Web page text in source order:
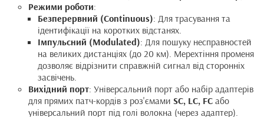
Режими роботи:
Безперервний (Continuous): Для трасування та
ідентифікації на коротких відстанях.
Імпульсний (Modulated): Для пошуку несправностей
на великих дистанціях (до 20 км). Мерехтіння променя
дозволяє відрізнити справжній сигнал від сторонніх
засвічень.
Вихідний порт: Універсальний порт або набір адаптерів
для прямих патч-кордів з роз'ємами SC, LC, FC або
універсальний порт під голі волокна (через адаптер).